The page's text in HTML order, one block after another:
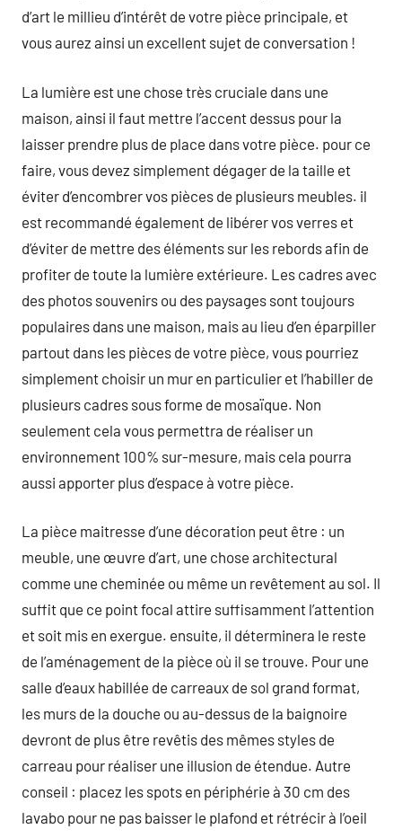
d’art le millieu d’intérêt de votre pièce principale, et
vous aurez ainsi un excellent sujet de conversation !
La lumière est une chose très cruciale dans une
maison, ainsi il faut mettre l’accent dessus pour la
laisser prendre plus de place dans votre pièce. pour ce
faire, vous devez simplement dégager de la taille et
éviter d’encombrer vos pièces de plusieurs meubles. il
est recommandé également de libérer vos verres et
d’éviter de mettre des éléments sur les rebords afin de
profiter de toute la lumière extérieure. Les cadres avec
des photos souvenirs ou des paysages sont toujours
populaires dans une maison, mais au lieu d’en éparpiller
partout dans les pièces de votre pièce, vous pourriez
simplement choisir un mur en particulier et l’habiller de
plusieurs cadres sous forme de mosaïque. Non
seulement cela vous permettra de réaliser un
environnement 100% sur-mesure, mais cela pourra
aussi apporter plus d’espace à votre pièce.
La pièce maitresse d’une décoration peut être : un
meuble, une œuvre d’art, une chose architectural
comme une cheminée ou même un revêtement au sol. Il
suffit que ce point focal attire suffisamment l’attention
et soit mis en exergue. ensuite, il déterminera le reste
de l’aménagement de la pièce où il se trouve. Pour une
salle d’eaux habillée de carreaux de sol grand format,
les murs de la douche ou au-dessus de la baignoire
devront de plus être revêtis des mêmes styles de
carreau pour réaliser une illusion de étendue. Autre
conseil : placez les spots en périphérie à 30 cm des
lavabo pour ne pas baisser le plafond et rétrécir à l’oeil